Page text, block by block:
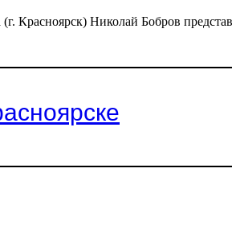
Красноярск) Николай Бобров